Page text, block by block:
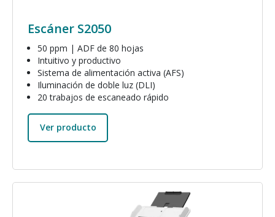
Escáner S2050
50 ppm | ADF de 80 hojas
Intuitivo y productivo
Sistema de alimentación activa (AFS)
Iluminación de doble luz (DLI)
20 trabajos de escaneado rápido
Ver producto
Imagen